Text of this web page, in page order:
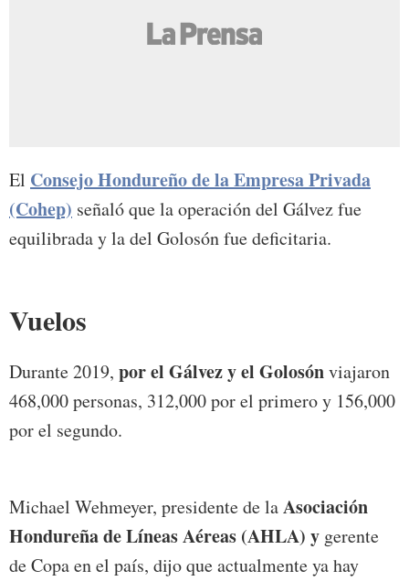
El Consejo Hondureño de la Empresa Privada
(Cohep) señaló que la operación del Gálvez fue
equilibrada y la del Golosón fue deficitaria.
Vuelos
Durante 2019, por el Gálvez y el Golosónviajaron
468,000 personas, 312,000 por el primero y 156,000
por el segundo.
Michael Wehmeyer, presidente de laAsociación
Hondureña de Líneas Aéreas (AHLA) y gerente
de Copa en el país, dijo que actualmente ya hay